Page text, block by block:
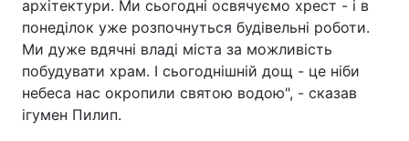
архітектури. Ми сьогодні освячуємо хрест - і в
понеділок уже розпочнуться будівельні роботи.
Ми дуже вдячні владі міста за можливість
побудувати храм. І сьогоднішній дощ - це ніби
небеса нас окропили святою водою", - сказав
ігумен Пилип.